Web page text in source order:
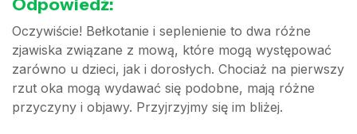
Oczywiście! Bełkotanie i seplenienie to dwa różne
zjawiska związane z mową, które mogą występować
zarówno u dzieci, jak i dorosłych. Chociaż na pierwszy
rzut oka mogą wydawać się podobne, mają różne
przyczyny i objawy. Przyjrzyjmy się im bliżej.